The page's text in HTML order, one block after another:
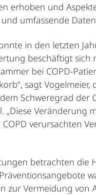
erhoben und
umfassende
in den letzten
beschäftigt
bei COPD-
sagt
Schweregrad der
Veränderung
verursachten
betrachten
zur Vermeidung